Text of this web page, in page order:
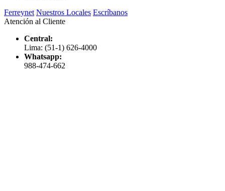
Ferreynet Nuestros Locales Escríbanos
Atención al Cliente
Central:
Lima: (51-1) 626-4000
Whatsapp:
988-474-662